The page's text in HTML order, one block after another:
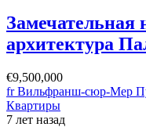
архитектура
€9,500,000
fr Вильфранш-сюр-Мер
Квартиры
7 лет назад